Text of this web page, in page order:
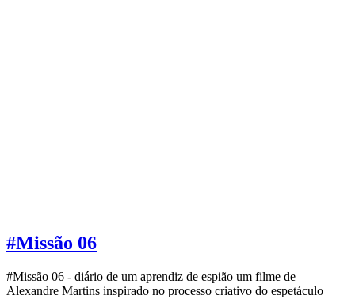
#Missão 06
#Missão 06 - diário de um aprendiz de espião um filme de
Alexandre Martins inspirado no processo criativo do espetáculo